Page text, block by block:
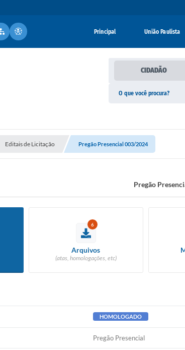
Principal União Paulista
CIDADÃO
Editais de Licitação Pregão Presencial 003/2024
Pregão
6
Arquivos
(atas, homologações, etc)
HOMOLOGADO
Pregão Presencial